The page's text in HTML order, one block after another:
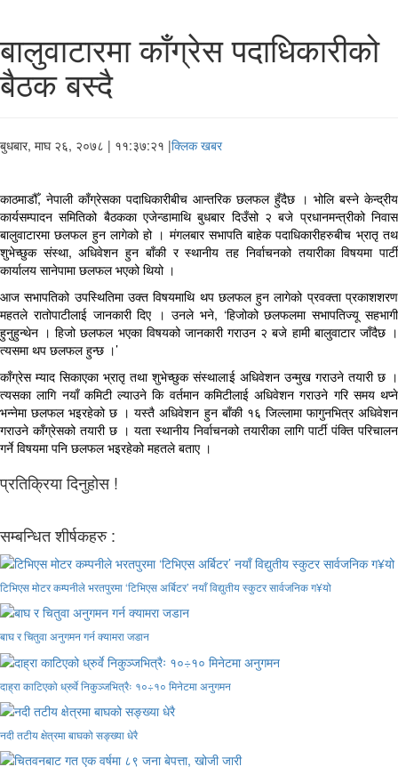
बालुवाटारमा काँग्रेस पदाधिकारीको
बैठक बस्दै
बुधबार, माघ २६, २०७८ | ११:३७:२१ |क्लिक खबर
काठमाडौँ, नेपाली काँग्रेसका पदाधिकारीबीच आन्तरिक छलफल हुँदैछ । भोलि बस्ने केन्द्रीय
कार्यसम्पादन समितिको बैठकका एजेन्डामाथि बुधबार दिउँसो २ बजे प्रधानमन्त्रीको निवास
बालुवाटारमा छलफल हुन लागेको हो । मंगलबार सभापति बाहेक पदाधिकारीहरुबीच भ्रातृ तथ
शुभेच्छुक संस्था, अधिवेशन हुन बाँकी र स्थानीय तह निर्वाचनको तयारीका विषयमा पार्टी
कार्यालय सानेपामा छलफल भएको थियो ।
आज सभापतिको उपस्थितिमा उक्त विषयमाथि थप छलफल हुन लागेको प्रवक्ता प्रकाशशरण
महतले रातोपाटीलाई जानकारी दिए । उनले भने, ‘हिजोको छलफलमा सभापतिज्यू सहभागी
हुनुहुन्थेन । हिजो छलफल भएका विषयको जानकारी गराउन २ बजे हामी बालुवाटार जाँदैछ ।
त्यसमा थप छलफल हुन्छ ।’
काँग्रेस म्याद सिकाएका भ्रातृ तथा शुभेच्छुक संस्थालाई अधिवेशन उन्मुख गराउने तयारी छ ।
त्यसका लागि नयाँ कमिटी ल्याउने कि वर्तमान कमिटीलाई अधिवेशन गराउने गरि समय थप्ने
भन्नेमा छलफल भइरहेको छ । यस्तै अधिवेशन हुन बाँकी १६ जिल्लामा फागुनभित्र अधिवेशन
गराउने काँग्रेसको तयारी छ । यता स्थानीय निर्वाचनको तयारीका लागि पार्टी पंक्ति परिचालन
गर्ने विषयमा पनि छलफल भइरहेको महतले बताए ।
प्रतिक्रिया दिनुहोस !
सम्बन्धित शीर्षकहरु :
टिभिएस मोटर कम्पनीले भरतपुरमा ‘टिभिएस अर्बिटर’ नयाँ विद्युतीय स्कुटर सार्वजनिक ग¥यो
बाघ र चितुवा अनुगमन गर्न क्यामरा जडान
दाह्रा काटिएको ध्रुर्वे निकुञ्जभित्रैः १०÷१० मिनेटमा अनुगमन
नदी तटीय क्षेत्रमा बाघको सङ्ख्या धेरै